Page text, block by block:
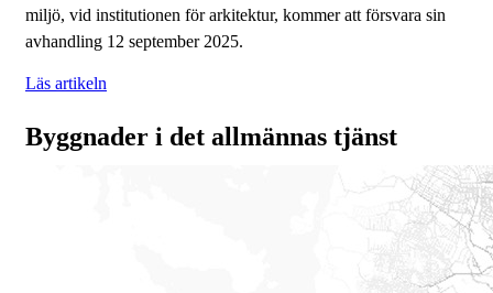
miljö, vid institutionen för arkitektur, kommer att försvara sin
avhandling 12 september 2025.
Läs artikeln
Byggnader i det allmännas tjänst